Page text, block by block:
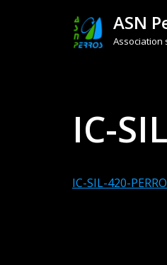
ASN
Association
IC-
IC-SIL-420-